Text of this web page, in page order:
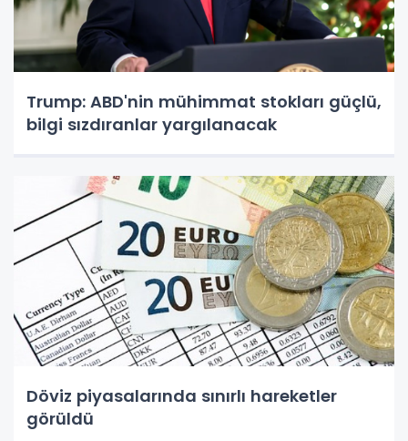
Trump: ABD'nin mühimmat stokları güçlü,
bilgi sızdıranlar yargılanacak
Döviz piyasalarında sınırlı hareketler
görüldü